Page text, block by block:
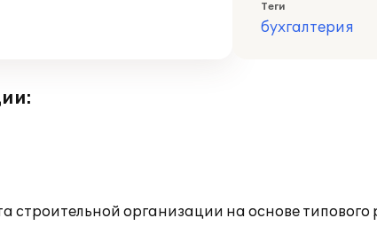
Теги
бухгалтерия
строительной организации на основе